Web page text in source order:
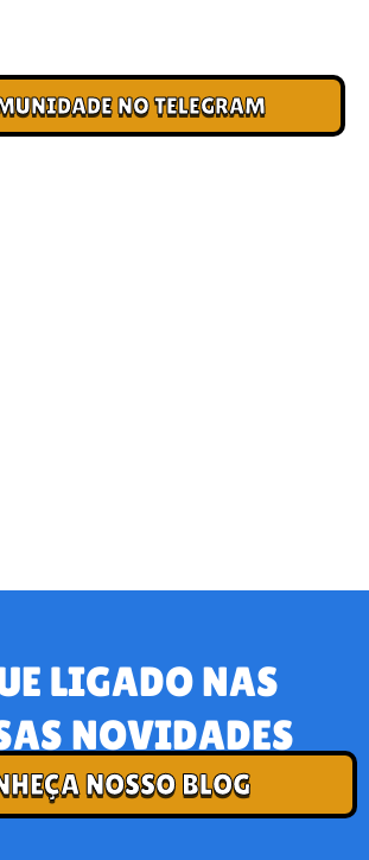
NO TELEGRAM
LIGADO NAS
NOVIDADES
NOSSO BLOG